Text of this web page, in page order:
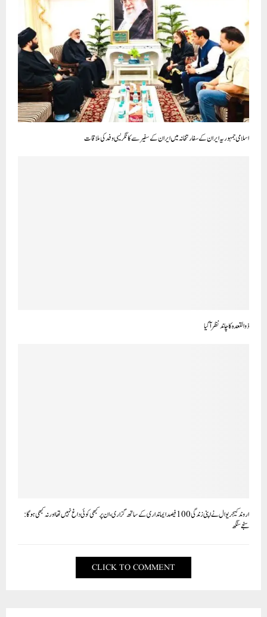
اسلامی جمہوریہ ایران کے سفارتخانہ میں ایران کے سفیر سے کانگریسی وفد کی ملاقات
ذو القعدہ کاچاند نظرآ گیا
اروند کیجریوال نے اپنی زندگی 100 فیصد ایمانداری کے ساتھ گزاری، ان پر کبھی کوئی داغ نہیں تھا اور نہ کبھی ہوگا:
سنجے سنگھ
CLICK TO COMMENT